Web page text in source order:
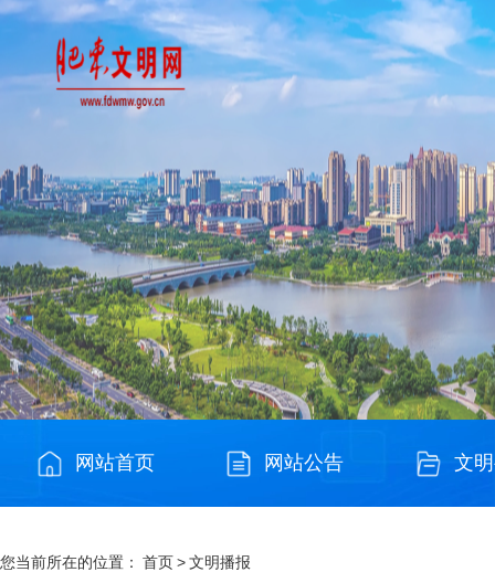
网站首页 网站公告 文
您当前所在的位置： 首页>文明播报